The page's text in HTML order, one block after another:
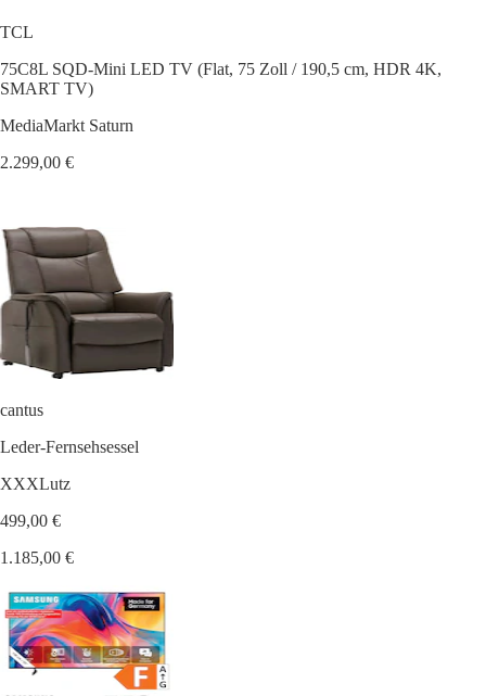
TCL
75C8L SQD-Mini LED TV (Flat, 75 Zoll / 190,5 cm, HDR 4K,
SMART TV)
MediaMarkt Saturn
2.299,00 €
cantus
Leder-Fernsehsessel
XXXLutz
499,00 €
1.185,00 €